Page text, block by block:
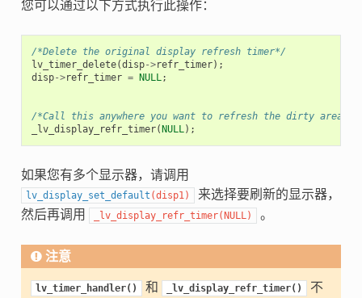
您可以通过以下方式执行此操作：
/*Delete the original display refresh timer*/
lv_timer_delete(disp->refr_timer);
disp->refr_timer = NULL;
/*Call this anywhere you want to refresh the dirty areas*/
_lv_display_refr_timer(NULL);
如果您有多个显示器，请调用
lv_display_set_default (disp1)
来选择要刷新的显示器，
然后再调用
_lv_display_refr_timer(NULL) 。
注意
lv_timer_handler() 和 _lv_display_refr_timer()
不